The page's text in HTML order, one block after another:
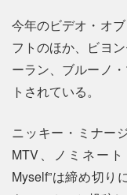
今年のビデオ・オ
フトのほか、ビヨ
ーラン、ブルーノ
トされている。
ニッキー・ミナー
MTV、ノミネー
Myself”は締め切り